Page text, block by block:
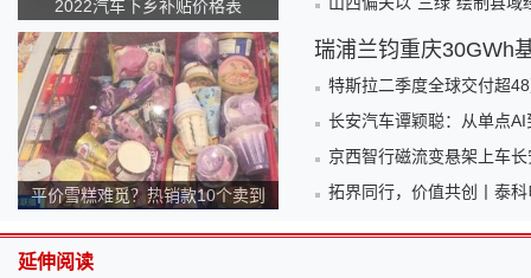
2022汽车下乡补贴价格表
平价雪糕难觅？热销款10个卖到
瑞浦兰钧重庆30GWh
特斯拉二季度全球交付超
长安汽车谭颖聪：从单点
京西智行磁流变悬架上车
拓界同行，价值共创丨泰
延伸阅读